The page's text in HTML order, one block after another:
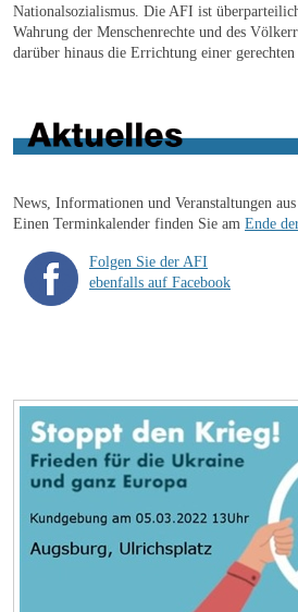
Nationalsozialismus. Die AFI ist
Wahrung der Menschenrechte und des
darüber hinaus die Errichtung einer
News, Informationen und Veranstaltungen
Einen Terminkalender finden Sie am Ende
Folgen Sie der AFI
ebenfalls auf Facebook